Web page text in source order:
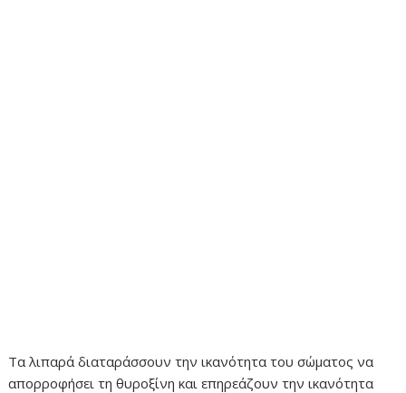
Τα λιπαρά διαταράσσουν την ικανότητα του σώματος να
απορροφήσει τη θυροξίνη και επηρεάζουν την ικανότητα